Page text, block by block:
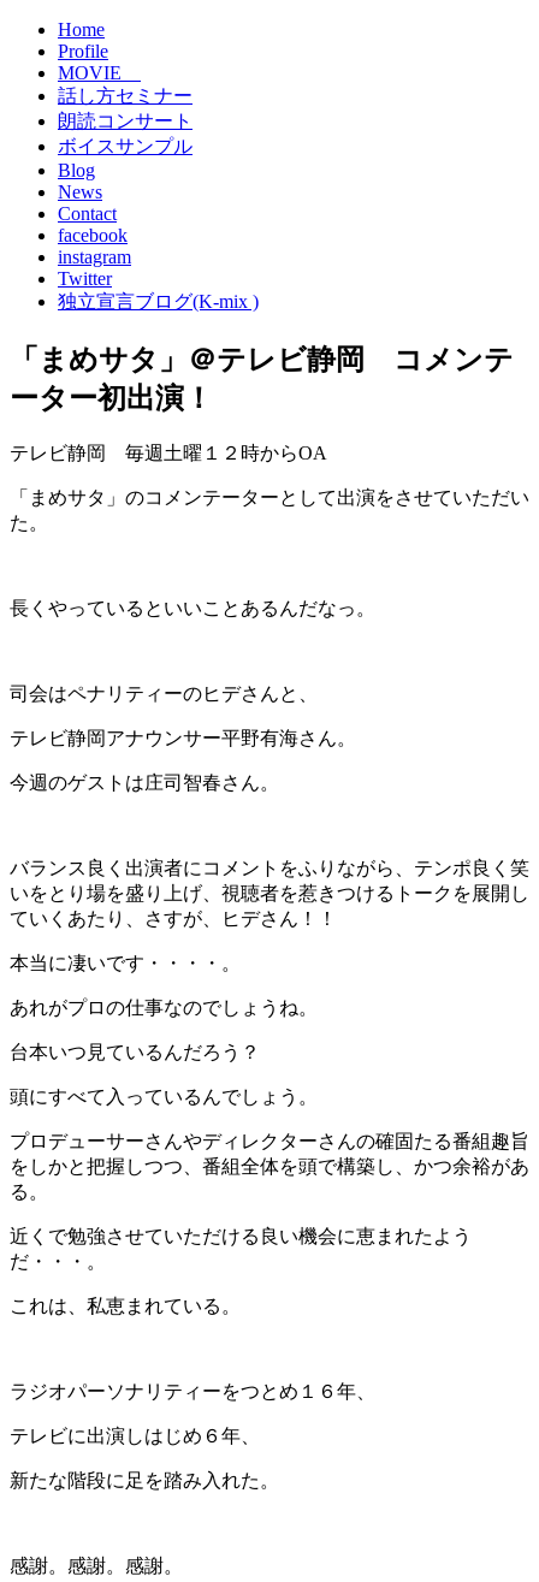
Home
Profile
MOVIE
話し方セミナー
朗読コンサート
ボイスサンプル
Blog
News
Contact
facebook
instagram
Twitter
独立宣言ブログ(K-mix )
「まめサタ」＠テレビ静岡 コメンテ
ーター初出演！
テレビ静岡 毎週土曜１２時からOA
「まめサタ」のコメンテーターとして出演をさせていただい
た。
長くやっているといいことあるんだなっ。
司会はペナリティーのヒデさんと、
テレビ静岡アナウンサー平野有海さん。
今週のゲストは庄司智春さん。
バランス良く出演者にコメントをふりながら、テンポ良く笑
いをとり場を盛り上げ、視聴者を惹きつけるトークを展開し
ていくあたり、さすが、ヒデさん！！
本当に凄いです・・・・。
あれがプロの仕事なのでしょうね。
台本いつ見ているんだろう？
頭にすべて入っているんでしょう。
プロデューサーさんやディレクターさんの確固たる番組趣旨
をしかと把握しつつ、番組全体を頭で構築し、かつ余裕があ
る。
近くで勉強させていただける良い機会に恵まれたよう
だ・・・。
これは、私恵まれている。
ラジオパーソナリティーをつとめ１６年、
テレビに出演しはじめ６年、
新たな階段に足を踏み入れた。
感謝。感謝。感謝。